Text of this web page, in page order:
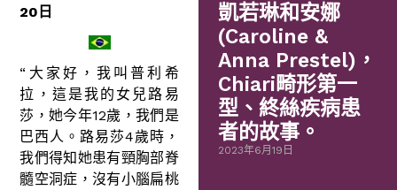
20日
“大家好，我叫普利希
拉，這是我的女兒路易
莎，她今年12歲，我們是
巴西人。路易莎4歲時，
我們得知她患有頸胸部脊
髓空洞症，沒有小腦扁桃
凱若琳和安娜
(Caroline &
Anna Prestel)，
Chiari畸形第一
型、終絲疾病患
者的故事。
2023年6月19日